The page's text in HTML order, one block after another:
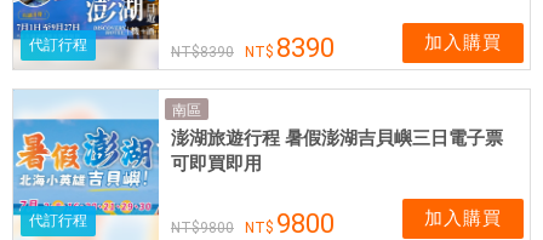
買
即
代訂行程 8390 8390 加入購買
代訂行程
南區
澎湖旅遊行程 暑假澎湖吉貝嶼三日電子票
可即買即用
9800 9800 加入購買